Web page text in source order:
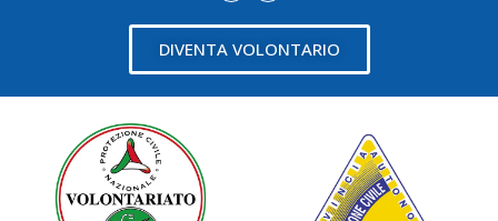
DIVENTA VOLONTARIO